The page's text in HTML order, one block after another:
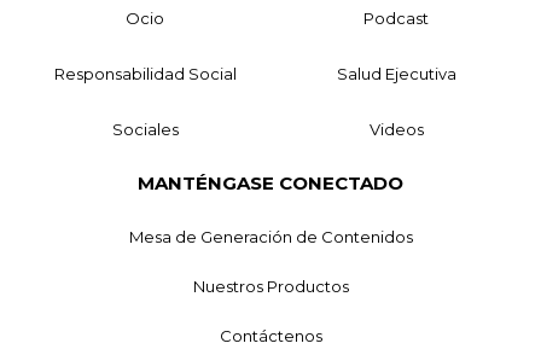
Ocio Podcast
Responsabilidad Social Salud Ejecutiva
Sociales Videos
MANTÉNGASE CONECTADO
Mesa de Generación de Contenidos
Nuestros Productos
Contáctenos